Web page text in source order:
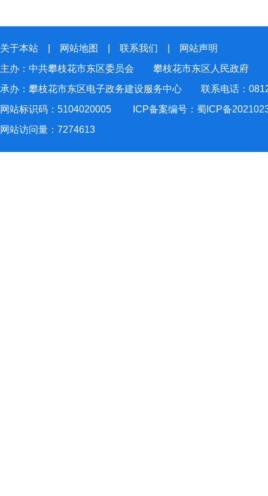
关于本站 网站地图 联系我们
网站声明
主办：中共攀枝花市东区委员会 攀枝花市东区人民政府
承办：攀枝花市东区电子政务建设服务中心 联系电话：
网站标识码：5104020005
ICP备案编号：蜀ICP备
网站访问量： 7274613